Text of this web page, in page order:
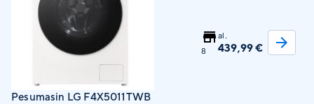
Pesumasin LG F4X5011TWB
8
al.
439,99 €